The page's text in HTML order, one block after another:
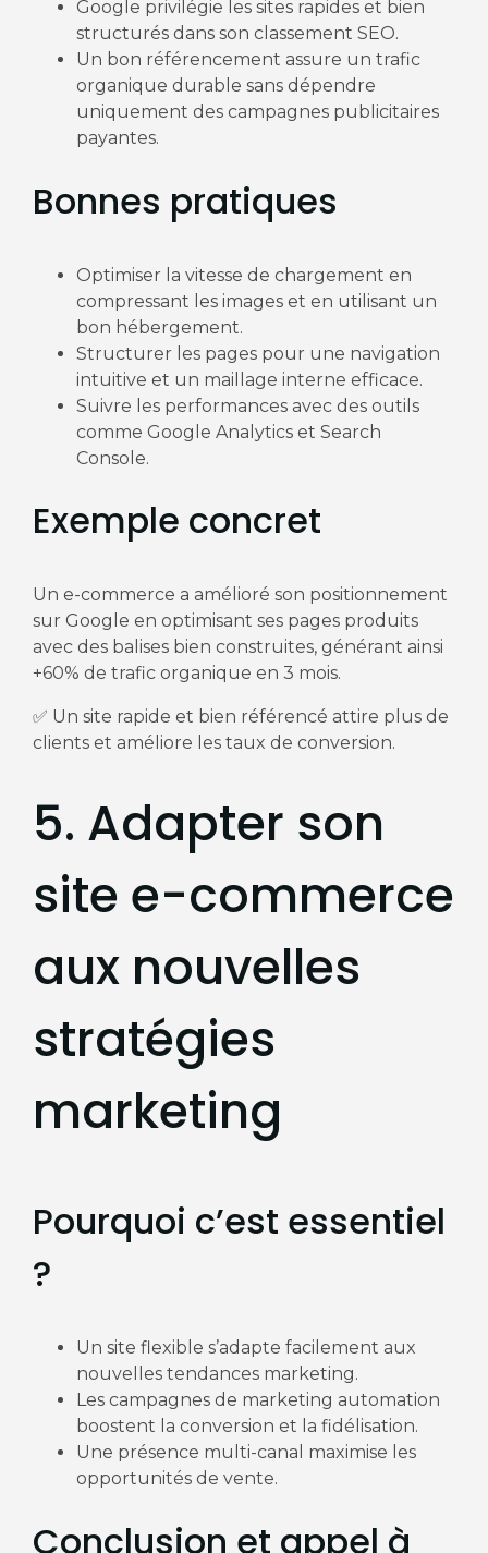
Google privilégie les sites rapides et bien
structurés dans son classement SEO.
Un bon référencement assure un trafic
organique durable sans dépendre
uniquement des campagnes publicitaires
payantes.
Bonnes pratiques
Optimiser la vitesse de chargement en
compressant les images et en utilisant un
bon hébergement.
Structurer les pages pour une navigation
intuitive et un maillage interne efficace.
Suivre les performances avec des outils
comme Google Analytics et Search
Console.
Exemple concret
Un e-commerce a amélioré son positionnement
sur Google en optimisant ses pages produits
avec des balises bien construites, générant ainsi
+60% de trafic organique en 3 mois.
✅ Un site rapide et bien référencé attire plus de
clients et améliore les taux de conversion.
5. Adapter son
site e-commerce
aux nouvelles
stratégies
marketing
Pourquoi c’est essentiel
?
Un site flexible s’adapte facilement aux
nouvelles tendances marketing.
Les campagnes de marketing automation
boostent la conversion et la fidélisation.
Une présence multi-canal maximise les
opportunités de vente.
Conclusion et appel à